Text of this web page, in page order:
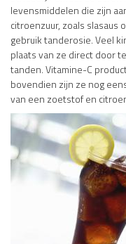
levensmiddelen die zijn
citroenzuur, zoals slasaus
gebruik tanderosie. Veel
plaats van ze direct door
tanden. Vitamine-C
bovendien zijn ze nog
van een zoetstof en